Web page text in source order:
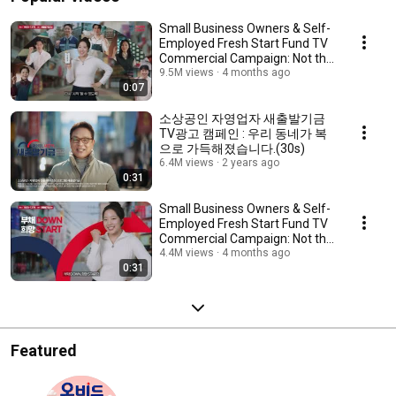
0:07
Small Business Owners & Self-
Employed Fresh Start Fund TV
Commercial Campaign: Not the
End, But t...
9.5M views 4 months ago
0:31
소상공인 자영업자 새출발기금
TV광고 캠페인 : 우리 동네가 복
으로 가득해졌습니다.(30s)
6.4M views 2 years ago
0:31
Small Business Owners & Self-
Employed Fresh Start Fund TV
Commercial Campaign: Not the
End, But t...
4.4M views 4 months ago
Featured